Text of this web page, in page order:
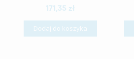
171,35 zł
Dodaj do koszyka